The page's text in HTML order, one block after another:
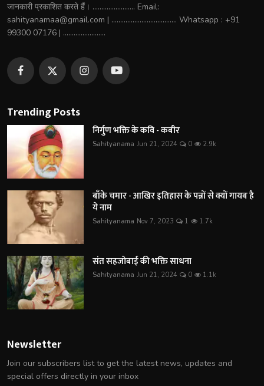
जानकारी प्रकाशित करते हैं। ........................ Email:
sahityanamaa@gmail.com | ..................................... Whatsapp : +91
99300 07176 | ........................
Trending Posts
निर्गुण भक्ति के कवि - कबीर
Sahityanama Jun 21, 2024 0 2.9k
बाँके चमार - आखिर इतिहास के पन्नों से क्यों गायब है
ये नाम
Sahityanama Nov 7, 2023 1 1.7k
संत सहजोबाई की भक्ति साधना
Sahityanama Jun 21, 2024 0 1.1k
Newsletter
Join our subscribers list to get the latest news, updates and
special offers directly in your inbox